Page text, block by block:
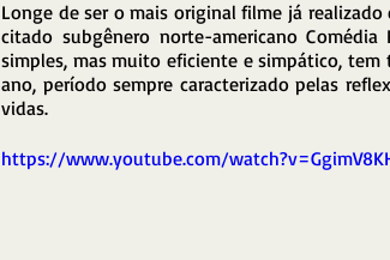
Longe de ser o mais original filme já realizado
citado subgênero norte-americano Comédia
simples, mas muito eficiente e simpático,
ano, período sempre caracterizado pelas
vidas.
https://www.youtube.com/